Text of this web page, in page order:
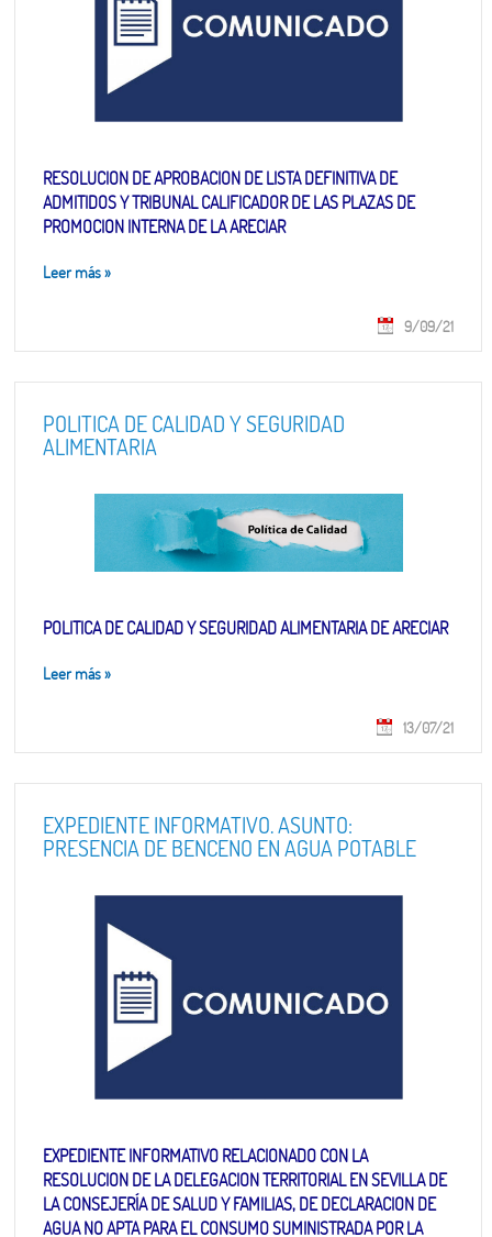
RESOLUCION DE APROBACION DE LISTA DEFINITIVA DE
ADMITIDOS Y TRIBUNAL CALIFICADOR DE LAS PLAZAS DE
PROMOCION INTERNA DE LA ARECIAR
Leer más»
9/09/21
POLITICA DE CALIDAD Y SEGURIDAD
ALIMENTARIA
POLITICA DE CALIDAD Y SEGURIDAD ALIMENTARIA DE ARECIAR
Leer más»
13/07/21
EXPEDIENTE INFORMATIVO. ASUNTO:
PRESENCIA DE BENCENO EN AGUA POTABLE
EXPEDIENTE INFORMATIVO RELACIONADO CON LA
RESOLUCION DE LA DELEGACION TERRITORIAL EN SEVILLA DE
LA CONSEJERÍA DE SALUD Y FAMILIAS, DE DECLARACION DE
AGUA NO APTA PARA EL CONSUMO SUMINISTRADA POR LA